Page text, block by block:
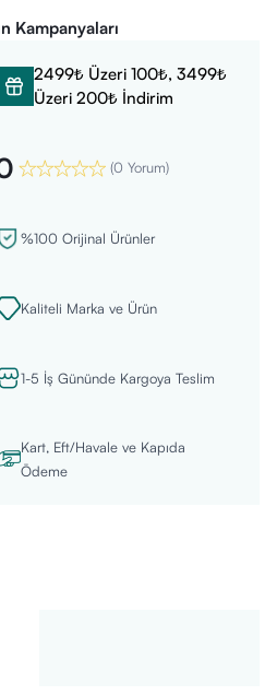
Kampanyaları
2499₺ Üzeri 100₺, 3499₺
Üzeri 200₺ İndirim
(0 Yorum)
%100 Orijinal Ürünler
Kaliteli Marka ve Ürün
1-5 İş Gününde Kargoya Teslim
Kart, Eft/Havale ve Kapıda
Ödeme